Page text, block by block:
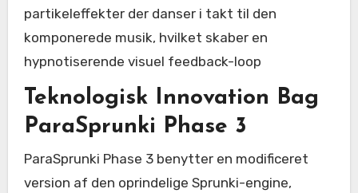
partikeleffekter der danser i takt til den
komponerede musik, hvilket skaber en
hypnotiserende visuel feedback-loop
Teknologisk Innovation Bag
ParaSprunki Phase 3
ParaSprunki Phase 3 benytter en modificeret
version af den oprindelige Sprunki-engine,